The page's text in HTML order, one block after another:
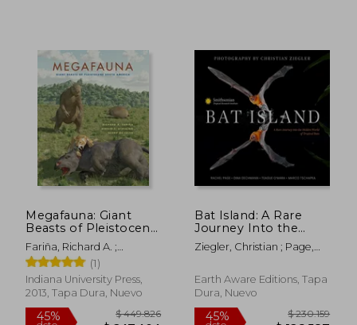
45%
dcto.
$ 274.904
$ 151.197
45%
dcto.
$
Megafauna: Giant
Beasts of Pleistocene
South America (Life
of the Past) (en
Inglés)
Fariña, Richard A. ;
Vizcaíno, Sergio F. ; De
Iuliis, Gerry
(1)
Indiana University Press,
2013, Tapa Dura, Nuevo
Bat Island: A Rare
Journey Into the
Hidden World of
Tropical Bats (en
Ziegler, Christian ; Page,
Dina K. N.
Earth Aware Editions, Tapa
Dura, Nuevo